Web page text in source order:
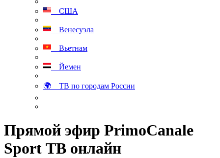
США
Венесуэла
Вьетнам
Йемен
🌍 ТВ по городам России
Прямой эфир PrimoCanale
Sport ТВ онлайн